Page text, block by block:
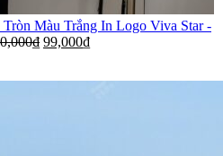
Màu Trắng In Logo Viva Star -
₫ 99,000₫